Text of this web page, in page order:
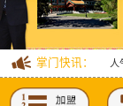
掌门快讯：
天